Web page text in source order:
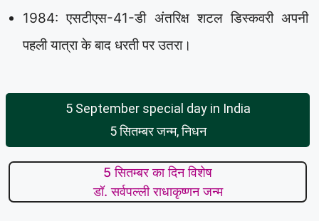
1984: एसटीएस-41-डी अंतरिक्ष शटल डिस्कवरी अपनी
पहली यात्रा के बाद धरती पर उतरा।
5 September special day in India
5 सितम्बर जन्म, निधन
5 सितम्बर का दिन विशेष
डॉ. सर्वपल्ली राधाकृष्णन जन्म